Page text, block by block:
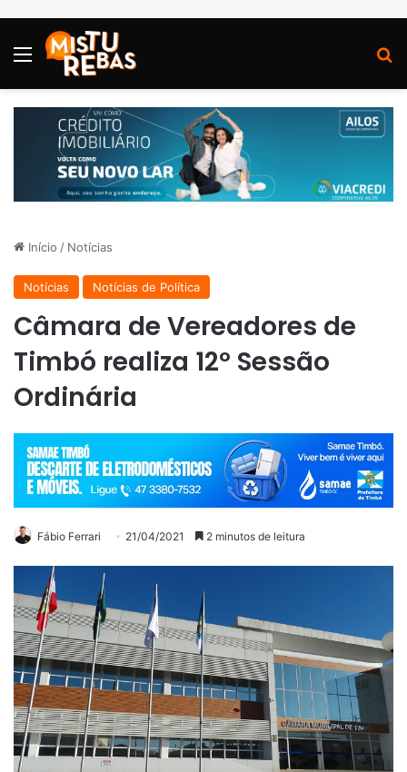
Menu
Início / Notícias
Notícias Notícias de Política
Câmara de Vereadores de
Timbó realiza 12º Sessão
Ordinária
Fábio Ferrari 21/04/2021 2 minutos de leitura